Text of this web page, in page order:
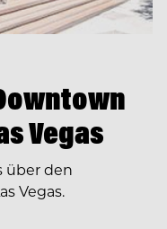
Vegas
über den
Vegas.